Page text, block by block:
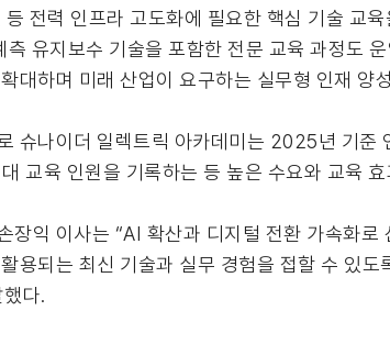
전력 인프라 고도화에 필요한 핵심 기술 교
유지보수 기술을 포함한 전문 교육 과정도
대하며 미래 산업이 요구하는 실무형 인재 양
슈나이더 일렉트릭 아카데미는 2025년 기
교육 인원을 기록하는 등 높은 수요와 교육
장익 이사는 “AI 확산과 디지털 전환 가속화
용되는 최신 기술과 실무 경험을 접할 수 있
다.